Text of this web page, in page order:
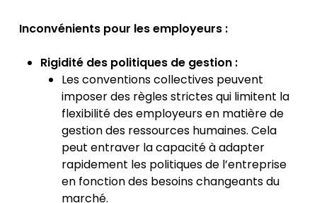
Inconvénients pour les employeurs :
Rigidité des politiques de gestion :
Les conventions collectives peuvent
imposer des règles strictes qui limitent la
flexibilité des employeurs en matière de
gestion des ressources humaines. Cela
peut entraver la capacité à adapter
rapidement les politiques de l’entreprise
en fonction des besoins changeants du
marché.